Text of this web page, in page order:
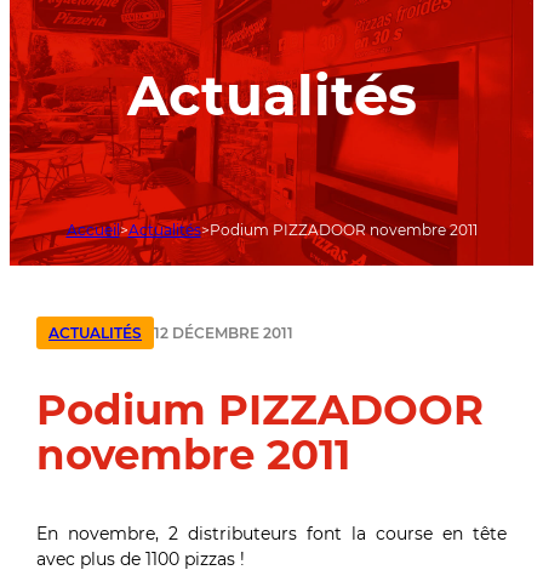
Actualités
Accueil Actualités Podium PIZZADOOR novembre 2011
ACTUALITÉS 12 DÉCEMBRE 2011
Podium PIZZADOOR
novembre 2011
En novembre, 2 distributeurs font la course en tête
avec plus de 1100 pizzas !